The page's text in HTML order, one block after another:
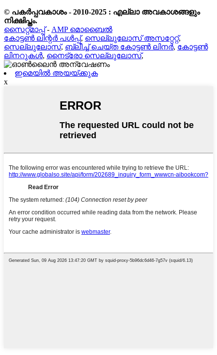
© പകർപ്പവകാശം - 2010-2025 : എല്ലാ അവകാശങ്ങളും
നിക്ഷിപ്തം.
സൈറ്റ്മാപ്പ്- AMP മൊബൈൽ
കോട്ടൺ ലിന്റർ പൾപ്പ്, സെല്ലുലോസ് അസറ്റേറ്റ്,
സെല്ലുലോസ്, ബ്ലീച്ച് ചെയ്ത കോട്ടൺ ലിനർ, കോട്ടൺ
ലിനറുകൾ, നൈട്രോ സെല്ലുലോസ്,
ഇമെയിൽ അയയ്ക്കുക
x